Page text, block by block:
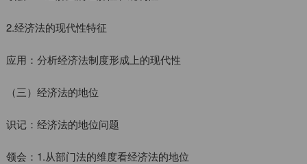
2.经济法的现代性特征
应用：分析经济法制度形成上的现代性
（三）经济法的地位
识记：经济法的地位问题
领会：1.从部门法的维度看经济法的地位